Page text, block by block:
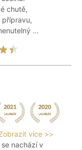
chutě,
...
více >>
nachází v